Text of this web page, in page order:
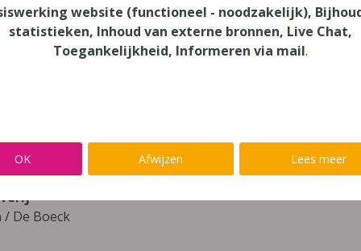
5-6 beknopte stochastiek
/ De Boeck
website (functioneel - noodzakelijk),
statistieken, Inhoud van externe bronnen, Live Chat,
Toegankelijkheid, Informeren via mail.
OK Afwijzen Lees meer